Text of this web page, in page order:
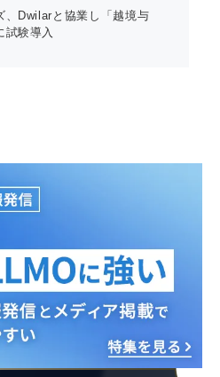
、Dwilarと協業し「越境与
試験導入